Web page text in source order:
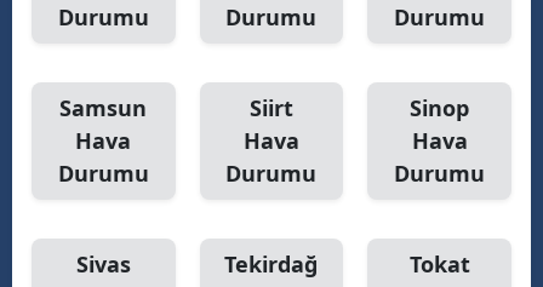
Durumu
Durumu
Durumu
Samsun
Hava
Durumu
Siirt
Hava
Durumu
Sinop
Hava
Durumu
Sivas
Tekirdağ
Tokat